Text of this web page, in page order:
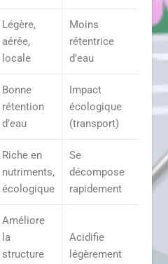
Légère,
aérée,
locale
Moins
rétentrice
d’eau
Bonne
rétention
d’eau
Impact
écologique
(transport)
Riche en
nutriments,
écologique
Se
décompose
rapidement
Améliore
la
structure
Acidifie
légèrement